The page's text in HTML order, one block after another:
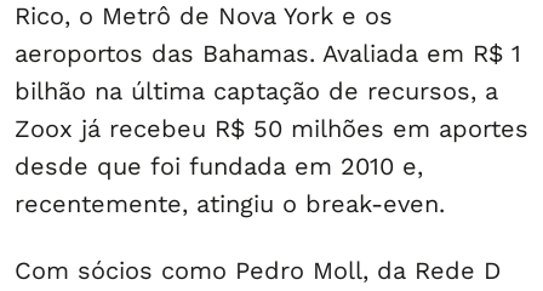
Rico, o Metrô de Nova York e os
aeroportos das Bahamas. Avaliada em R$ 1
bilhão na última captação de recursos, a
Zoox já recebeu R$ 50 milhões em aportes
desde que foi fundada em 2010 e,
recentemente, atingiu o break-even.
Com sócios como Pedro Moll, da Rede D